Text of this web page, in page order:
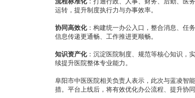
运转，提升制度执行力与办事效率。
协同高效化：构建统一办公入口，整合消息、任
信息传递更通畅、工作推进更顺畅。
知识资产化：沉淀医院制度、规范等核心知识，
续提升医院整体专业能力。
阜阳市中医医院相关负责人表示，此次与蓝凌智
措。平台上线后，将有效优化办公流程、提升协